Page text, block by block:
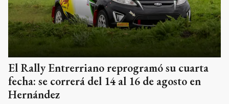
El Rally Entrerriano reprogramó su cuarta
fecha: se correrá del 14 al 16 de agosto en
Hernández